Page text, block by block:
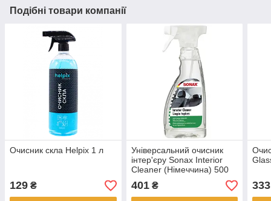
Подібні товари компанії
Очисник скла Helpix 1 л
129 ₴
Універсальний очисник
інтер'єру Sonax Interior
Cleaner (Німеччина) 500
мл
401₴ 333